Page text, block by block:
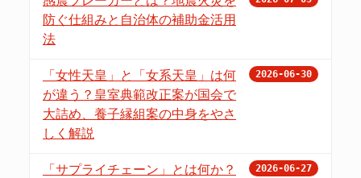
防ぐ仕組みと自治体の補助金活用
法
「女性天皇」と「女系天皇」は何
が違う？皇室典範改正案が国会で
大詰め、養子縁組案の中身をやさ
しく解説
2026-06-30
「サプライチェーン」とは何か？
2026-06-27